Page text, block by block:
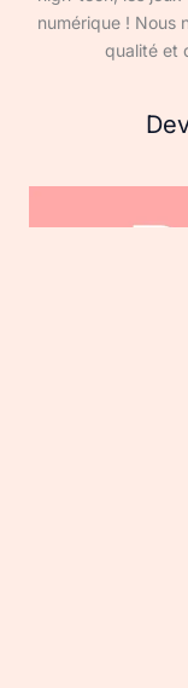
numérique ! Nous
qualité et